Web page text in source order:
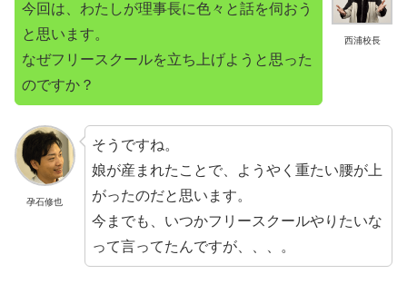
西浦校長
今回は、わたしが理事長に色々と話を伺おう
と思います。
なぜフリースクールを立ち上げようと思った
のですか？
孕石修也
そうですね。
娘が産まれたことで、ようやく重たい腰が上
がったのだと思います。
今までも、いつかフリースクールやりたいな
って言ってたんですが、、、。